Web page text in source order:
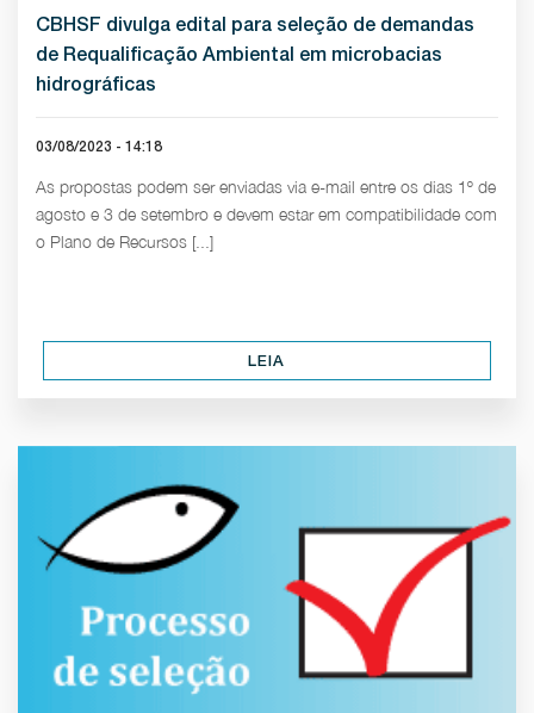
CBHSF divulga edital para seleção de demandas
de Requalificação Ambiental em microbacias
hidrográficas
03/08/2023 - 14:18
As propostas podem ser enviadas via e-mail entre os dias 1º de
agosto e 3 de setembro e devem estar em compatibilidade com
o Plano de Recursos [...]
LEIA